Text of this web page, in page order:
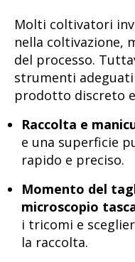
Molti coltivatori
nella coltivazione,
del processo.
strumenti
prodotto discreto
Raccolta e
e una superficie
rapido e preciso.
Momento del
microscopio
i tricomi e
la raccolta.